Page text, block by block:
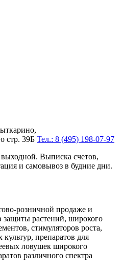
стр. 39Б Тел.: 8 (495) 198-07-97
Выписка счетов,
и самовывоз в будние дни.
розничной продаже и
защиты растений, широкого
стимуляторов роста,
препаратов для
ловушек широкого
различного спектра